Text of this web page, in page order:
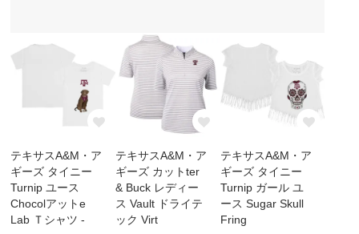
テキサスA&M・ア
ギーズ タイニー
Turnip ユース
Chocolアットe
Lab Ｔシャツ -
テキサスA&M・ア
ギーズ カットter
& Buck レディー
ス Vault ドライテ
ック Virt
テキサスA&M・ア
ギーズ タイニー
Turnip ガール ユ
ース Sugar Skull
Fring